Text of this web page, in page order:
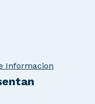
Informacion